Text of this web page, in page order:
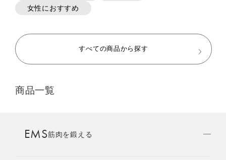
LIVE SHOPPING
AMBASSADOR
女性におすすめ
すべての商品から探す
商品一覧
EMS筋肉を鍛える
おすすめ商品・新商品はこちら